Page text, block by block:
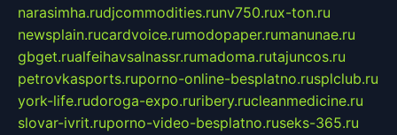
narasimha.rudjcommodities.runv750.rux-ton.ru
newsplain.rucardvoice.rumodopaper.rumanunae.ru
gbget.rualfeihavsalnassr.rumadoma.rutajuncos.ru
petrovkasports.ruporno-online-besplatno.rusplclub.ru
york-life.rudoroga-expo.ruribery.rucleanmedicine.ru
slovar-ivrit.ruporno-video-besplatno.ruseks-365.ru